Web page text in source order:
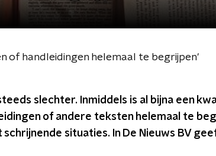
of handleidingen helemaal te begrijpen'
slechter. Inmiddels is al bijna een
of andere teksten helemaal te
situaties. In De Nieuws BV